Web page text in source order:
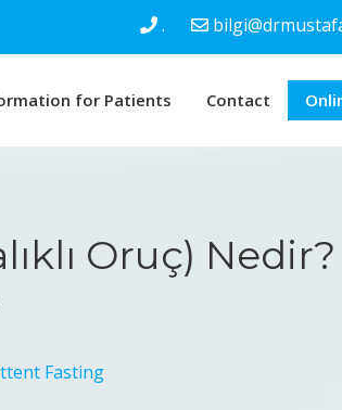
.
for Patients Contact
Oruç)
Fasting